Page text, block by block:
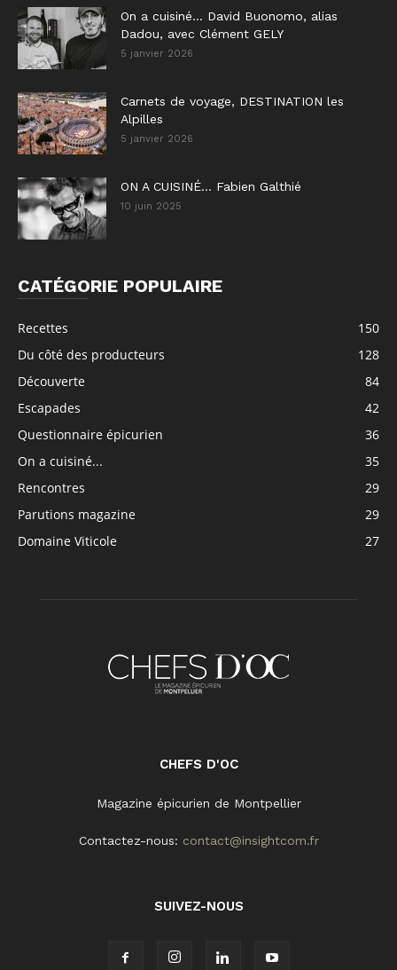
On a cuisiné… David Buonomo, alias
Dadou, avec Clément GELY
5 janvier 2026
Carnets de voyage, DESTINATION les
Alpilles
5 janvier 2026
ON A CUISINÉ… Fabien Galthié
10 juin 2025
CATÉGORIE POPULAIRE
Recettes
150
Du côté des producteurs
128
Découverte
84
Escapades
42
Questionnaire épicurien
36
On a cuisiné...
35
Rencontres
29
Parutions magazine
29
Domaine Viticole
27
CHEFS D'OC
Magazine épicurien de Montpellier
Contactez-nous: contact@insightcom.fr
SUIVEZ-NOUS